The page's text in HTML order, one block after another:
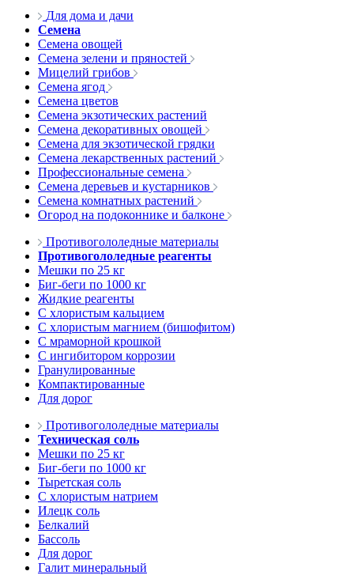
Для дома и дачи
Семена
Семена овощей
Семена зелени и пряностей
Мицелий грибов
Семена ягод
Семена цветов
Семена экзотических растений
Семена декоративных овощей
Семена для экзотической грядки
Семена лекарственных растений
Профессиональные семена
Семена деревьев и кустарников
Семена комнатных растений
Огород на подоконнике и балконе
Противогололедные материалы
Противогололедные реагенты
Мешки по 25 кг
Биг-беги по 1000 кг
Жидкие реагенты
С хлористым кальцием
С хлористым магнием (бишофитом)
С мраморной крошкой
С ингибитором коррозии
Гранулированные
Компактированные
Для дорог
Противогололедные материалы
Техническая соль
Мешки по 25 кг
Биг-беги по 1000 кг
Тыретская соль
С хлористым натрием
Илецк соль
Белкалий
Бассоль
Для дорог
Галит минеральный